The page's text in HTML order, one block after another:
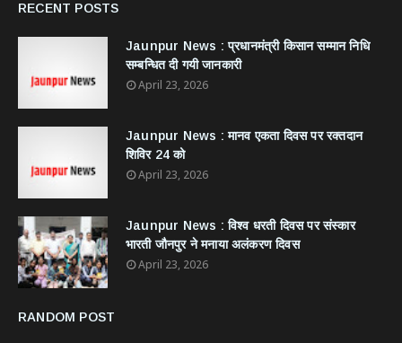
RECENT POSTS
Jaunpur News : ​प्रधानमंत्री किसान सम्मान निधि
सम्बन्धित दी गयी जानकारी
April 23, 2026
Jaunpur News : ​मानव एकता दिवस पर रक्तदान
शिविर 24 को
April 23, 2026
Jaunpur News : विश्व धरती दिवस पर संस्कार
भारती जौनपुर ने मनाया अलंकरण दिवस
April 23, 2026
RANDOM POST